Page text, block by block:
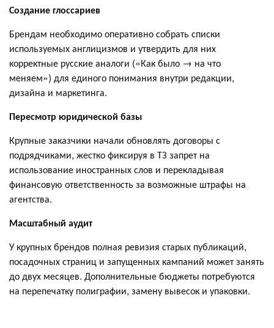
Создание глоссариев
Брендам необходимо оперативно собрать списки
используемых англицизмов и утвердить для них
корректные русские аналоги («Как было → на что
меняем») для единого понимания внутри редакции,
дизайна и маркетинга.
Пересмотр юридической базы
Крупные заказчики начали обновлять договоры с
подрядчиками, жестко фиксируя в ТЗ запрет на
использование иностранных слов и перекладывая
финансовую ответственность за возможные штрафы на
агентства.
Масштабный аудит
У крупных брендов полная ревизия старых публикаций,
посадочных страниц и запущенных кампаний может занять
до двух месяцев. Дополнительные бюджеты потребуются
на перепечатку полиграфии, замену вывесок и упаковки.